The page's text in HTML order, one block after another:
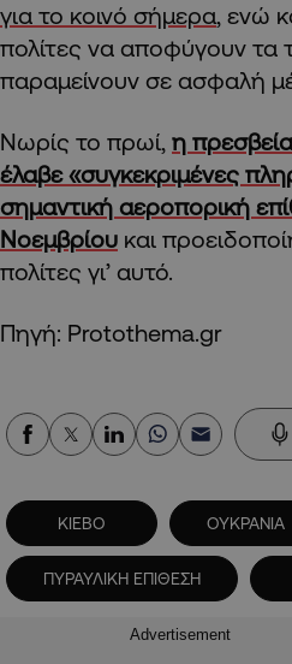
για το κοινό σήμερα, ενώ
πολίτες να αποφύγουν τα
παραμείνουν σε ασφαλή
Νωρίς το πρωί, η
έλαβε «συγκεκριμένες
σημαντική αεροπορική
Νοεμβρίου και
πολίτες γι’ αυτό.
Πηγή: Protothema.gr
ΚΙΕΒΟ ΟΥΚΡΑΝΙΑ
ΠΥΡΑΥΛΙΚΗ ΕΠΙΘΕΣΗ
Advertisement